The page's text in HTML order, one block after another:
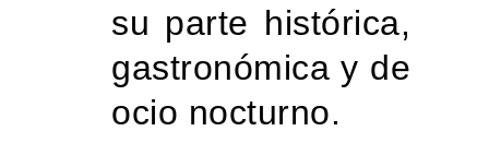
su parte histórica,
gastronómica y de
ocio nocturno.